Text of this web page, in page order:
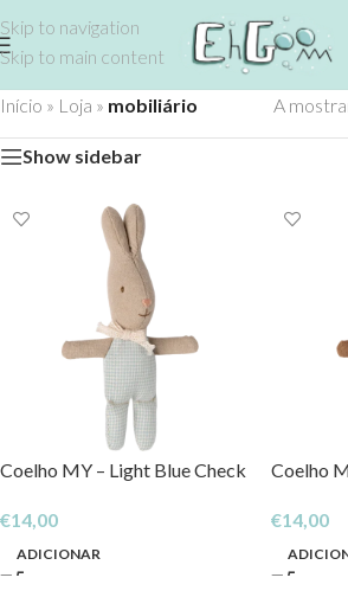
Skip to navigation
Skip to main content
Início » Loja » mobiliário A
Show sidebar
Coelho MY – Light Blue Check
€14,00
ADICIONAR
Coelho
€14,00